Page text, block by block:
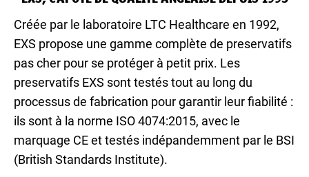
Créée par le laboratoire LTC Healthcare en 1992,
EXS propose une gamme complète de preservatifs
pas cher pour se protéger à petit prix. Les
preservatifs EXS sont testés tout au long du
processus de fabrication pour garantir leur fiabilité :
ils sont à la norme ISO 4074:2015, avec le
marquage CE et testés indépandemment par le BSI
(British Standards Institute).